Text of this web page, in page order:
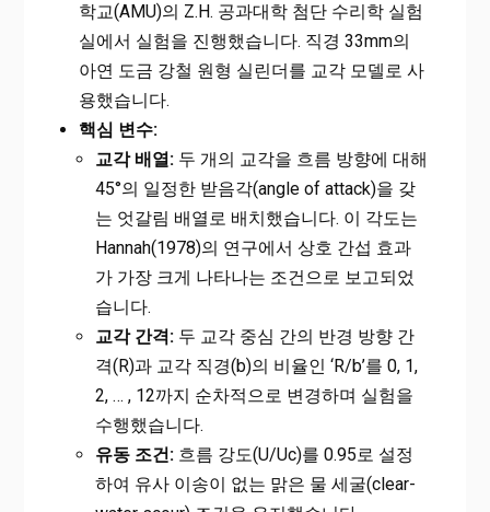
학교(AMU)의 Z.H. 공과대학 첨단 수리학 실험
실에서 실험을 진행했습니다. 직경 33mm의
아연 도금 강철 원형 실린더를 교각 모델로 사
용했습니다.
핵심 변수:
교각 배열:두 개의 교각을 흐름 방향에 대해
45°의 일정한 받음각(angle of attack)을 갖
는 엇갈림 배열로 배치했습니다. 이 각도는
Hannah(1978)의 연구에서 상호 간섭 효과
가 가장 크게 나타나는 조건으로 보고되었
습니다.
교각 간격:두 교각 중심 간의 반경 방향 간
격(R)과 교각 직경(b)의 비율인 ‘R/b’를 0, 1,
2, … , 12까지 순차적으로 변경하며 실험을
수행했습니다.
유동 조건:흐름 강도(U/Uc)를 0.95로 설정
하여 유사 이송이 없는 맑은 물 세굴(clear-